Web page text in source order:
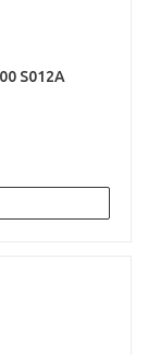
Станок рейсмусовый Белмаш Р1500 S012A